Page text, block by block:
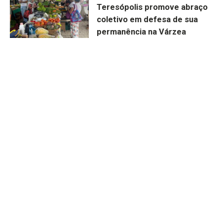
Teresópolis promove abraço
coletivo em defesa de sua
permanência na Várzea